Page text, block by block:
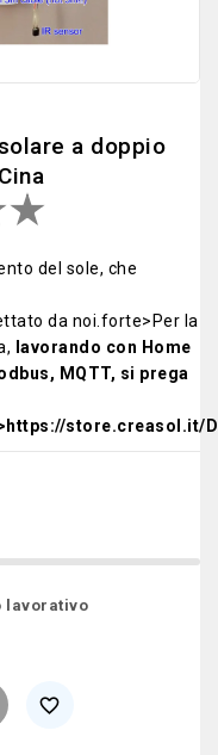
a doppio
del sole, che
da noi.forte>Per la
lavorando con Home
MQTT, si prega
store.creasol.it/
lavorativo
favorite_border